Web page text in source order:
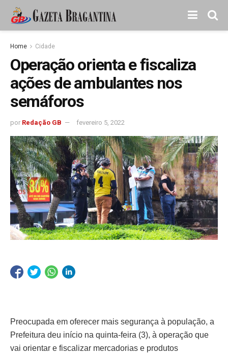
Home Cidade
Operação orienta e fiscaliza
ações de ambulantes nos
semáforos
por Redação GB fevereiro 5, 2022
Preocupada em oferecer mais segurança à população, a
Prefeitura deu início na quinta-feira (3), à operação que
vai orientar e fiscalizar mercadorias e produtos